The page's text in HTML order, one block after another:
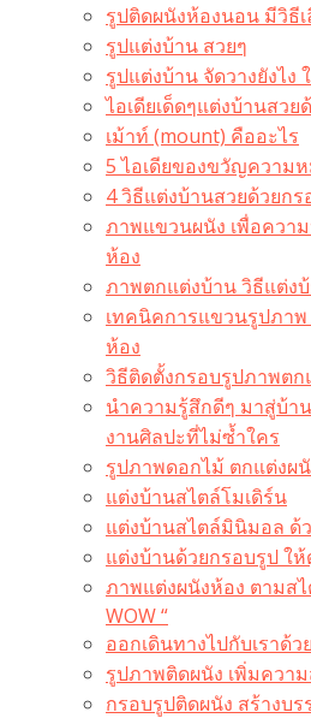
รูปติดผนังห้องนอน มีวิธี
รูปแต่งบ้าน สวยๆ
รูปแต่งบ้าน จัดวางยังไ
ไอเดียเด็ดๆแต่งบ้านสวย
เม้าท์ (mount) คืออะไร​
5 ไอเดียของขวัญความ
4 วิธีแต่งบ้านสวยด้วยกร
ภาพแขวนผนัง เพื่อควา
ห้อง
ภาพตกแต่งบ้าน วิธีแต่ง
เทคนิคการแขวนรูปภา
ห้อง
วิธีติดตั้งกรอบรูปภาพตก
นำความรู้สึกดีๆ มาสู่บ้า
งานศิลปะที่ไม่ซ้ำใคร
รูปภาพดอกไม้ ตกแต่งผ
แต่งบ้านสไตล์โมเดิร์น
แต่งบ้านสไตล์มินิมอล ด้
แต่งบ้านด้วยกรอบรูป ใ
ภาพแต่งผนังห้อง ตามส
WOW “
ออกเดินทางไปกับเราด้
รูปภาพติดผนัง เพิ่มคว
กรอบรูปติดผนัง สร้างบ